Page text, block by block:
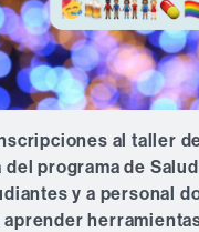
al taller
programa de
y a personal